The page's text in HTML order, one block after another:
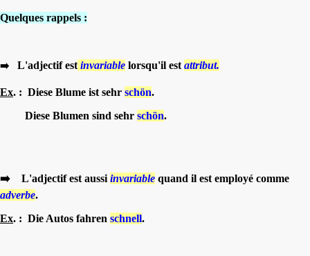
Quelques rappels :
➡️ L'adjectif est invariable lorsqu'il est attribut.
Ex. : Diese Blume ist sehr schön.
Diese Blumen sind sehr schön.
➡️ L'adjectif est aussi invariable quand il est employé comme
adverbe.
Ex. : Die Autos fahren schnell.